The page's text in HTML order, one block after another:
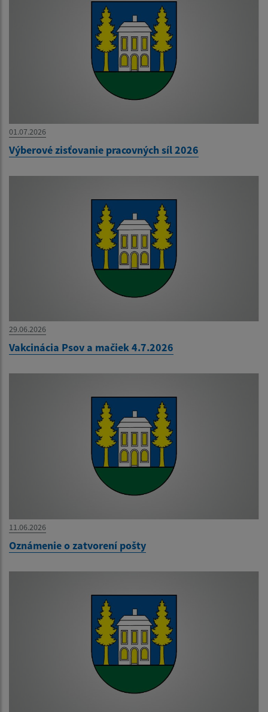
01.07.2026
Výberové zisťovanie pracovných síl 2026
29.06.2026
Vakcinácia Psov a mačiek 4.7.2026
11.06.2026
Oznámenie o zatvorení pošty